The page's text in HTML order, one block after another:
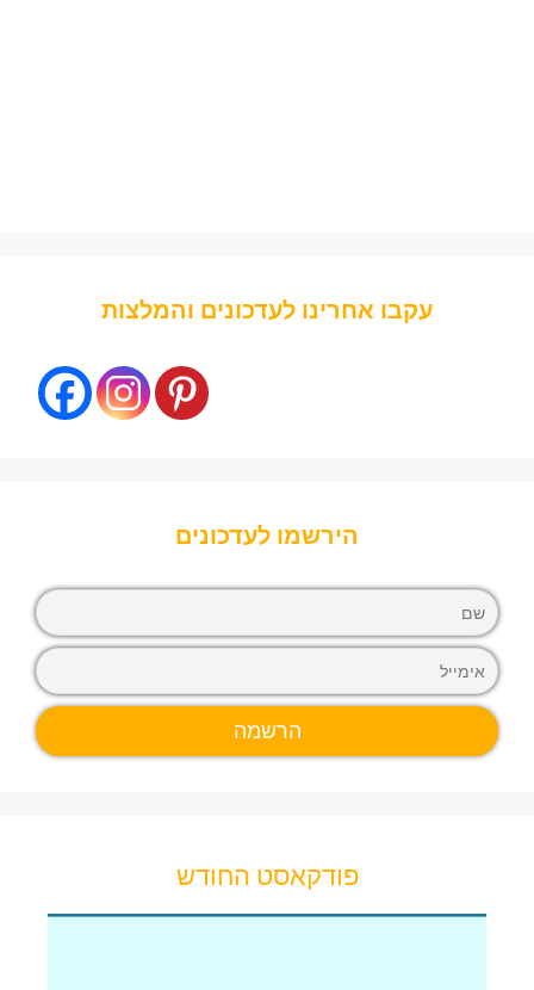
עקבו אחרינו לעדכונים והמלצות
הירשמו לעדכונים
פודקאסט החודש